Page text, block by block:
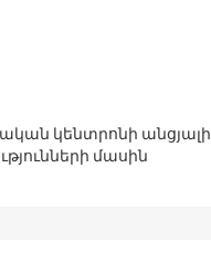
կենտրոնի անցյալի
մասին